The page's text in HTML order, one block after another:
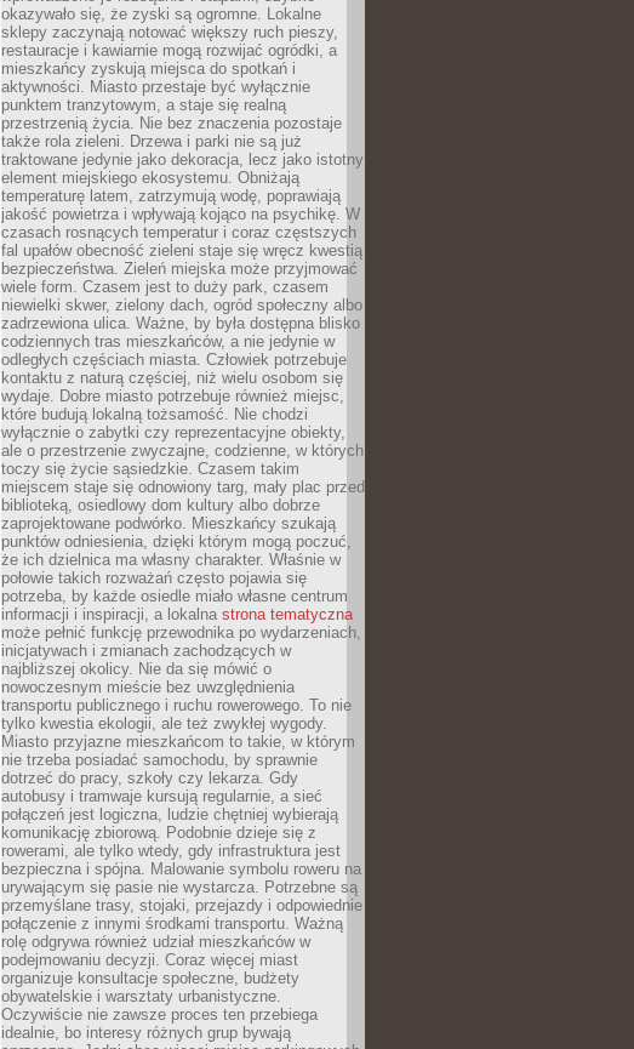
okazywało się, że zyski są ogromne. Lokalne
sklepy zaczynają notować większy ruch pieszy,
restauracje i kawiarnie mogą rozwijać ogródki, a
mieszkańcy zyskują miejsca do spotkań i
aktywności. Miasto przestaje być wyłącznie
punktem tranzytowym, a staje się realną
przestrzenią życia. Nie bez znaczenia pozostaje
także rola zieleni. Drzewa i parki nie są już
traktowane jedynie jako dekoracja, lecz jako istotny
element miejskiego ekosystemu. Obniżają
temperaturę latem, zatrzymują wodę, poprawiają
jakość powietrza i wpływają kojąco na psychikę. W
czasach rosnących temperatur i coraz częstszych
fal upałów obecność zieleni staje się wręcz kwestią
bezpieczeństwa. Zieleń miejska może przyjmować
wiele form. Czasem jest to duży park, czasem
niewielki skwer, zielony dach, ogród społeczny albo
zadrzewiona ulica. Ważne, by była dostępna blisko
codziennych tras mieszkańców, a nie jedynie w
odległych częściach miasta. Człowiek potrzebuje
kontaktu z naturą częściej, niż wielu osobom się
wydaje. Dobre miasto potrzebuje również miejsc,
które budują lokalną tożsamość. Nie chodzi
wyłącznie o zabytki czy reprezentacyjne obiekty,
ale o przestrzenie zwyczajne, codzienne, w których
toczy się życie sąsiedzkie. Czasem takim
miejscem staje się odnowiony targ, mały plac przed
biblioteką, osiedlowy dom kultury albo dobrze
zaprojektowane podwórko. Mieszkańcy szukają
punktów odniesienia, dzięki którym mogą poczuć,
że ich dzielnica ma własny charakter. Właśnie w
połowie takich rozważań często pojawia się
potrzeba, by każde osiedle miało własne centrum
informacji i inspiracji, a lokalna strona tematyczna
może pełnić funkcję przewodnika po wydarzeniach,
inicjatywach i zmianach zachodzących w
najbliższej okolicy. Nie da się mówić o
nowoczesnym mieście bez uwzględnienia
transportu publicznego i ruchu rowerowego. To nie
tylko kwestia ekologii, ale też zwykłej wygody.
Miasto przyjazne mieszkańcom to takie, w którym
nie trzeba posiadać samochodu, by sprawnie
dotrzeć do pracy, szkoły czy lekarza. Gdy
autobusy i tramwaje kursują regularnie, a sieć
połączeń jest logiczna, ludzie chętniej wybierają
komunikację zbiorową. Podobnie dzieje się z
rowerami, ale tylko wtedy, gdy infrastruktura jest
bezpieczna i spójna. Malowanie symbolu roweru na
urywającym się pasie nie wystarcza. Potrzebne są
przemyślane trasy, stojaki, przejazdy i odpowiednie
połączenie z innymi środkami transportu. Ważną
rolę odgrywa również udział mieszkańców w
podejmowaniu decyzji. Coraz więcej miast
organizuje konsultacje społeczne, budżety
obywatelskie i warsztaty urbanistyczne.
Oczywiście nie zawsze proces ten przebiega
idealnie, bo interesy różnych grup bywają